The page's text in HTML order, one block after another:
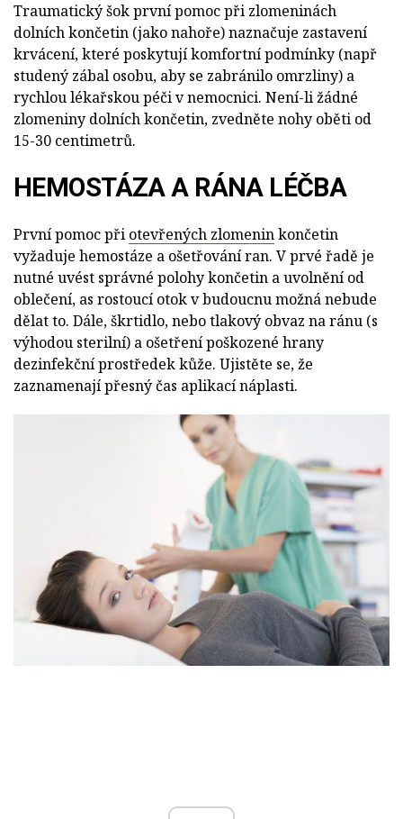
Traumatický šok první pomoc při zlomeninách
dolních končetin (jako nahoře) naznačuje zastavení
krvácení, které poskytují komfortní podmínky (např
studený zábal osobu, aby se zabránilo omrzliny) a
rychlou lékařskou péči v nemocnici. Není-li žádné
zlomeniny dolních končetin, zvedněte nohy oběti od
15-30 centimetrů.
HEMOSTÁZA A RÁNA LÉČBA
První pomoc při otevřených zlomeninkončetin
vyžaduje hemostáze a ošetřování ran. V prvé řadě je
nutné uvést správné polohy končetin a uvolnění od
oblečení, as rostoucí otok v budoucnu možná nebude
dělat to. Dále, škrtidlo, nebo tlakový obvaz na ránu (s
výhodou sterilní) a ošetření poškozené hrany
dezinfekční prostředek kůže. Ujistěte se, že
zaznamenají přesný čas aplikací náplasti.